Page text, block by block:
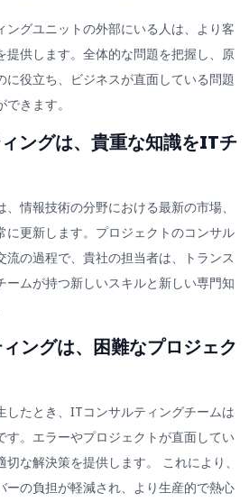
グユニットの外部にいる人は、より客
提供します。全体的な問題を把握し、原
に役立ち、ビジネスが直面している問題
きます。
ングは、貴重な知識をITチ
情報技術の分野における最新の市場、
に更新します。プロジェクトのコンサル
流の過程で、貴社の担当者は、トランス
ームが持つ新しいスキルと新しい専門知
ングは、困難なプロジェク
したとき、ITコンサルティングチームは
す。エラーやプロジェクトが直面してい
な解決策を提供します。 これにより、
ーの負担が軽減され、より生産的で熱心